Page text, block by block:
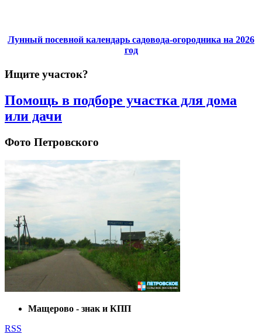
Лунный посевной календарь садовода-огородника на 2026
год
Ищите участок?
Помощь в подборе участка для дома
или дачи
Фото Петровского
Мащерово - знак и КПП
RSS